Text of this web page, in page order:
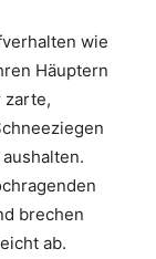
wie
Häuptern
zarte,
brechen
ab.